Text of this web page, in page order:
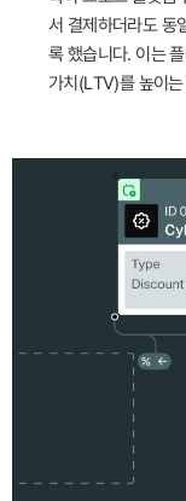
서 결제하더라도 동
록 했습니다. 이는
가치(LTV)를 높이